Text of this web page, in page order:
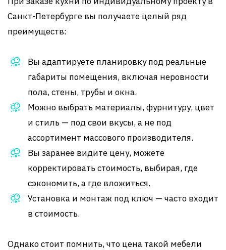
Санкт-Петербурге вы получаете целый ряд
преимуществ:
Вы адаптируете планировку под реальные
габариты помещения, включая неровности
пола, стены, трубы и окна.
Можно выбрать материалы, фурнитуру, цвет
и стиль — под свои вкусы, а не под
ассортимент массового производителя.
Вы заранее видите цену, можете
корректировать стоимость, выбирая, где
сэкономить, а где вложиться.
Установка и монтаж под ключ — часто входит
в стоимость.
Однако стоит помнить, что цена такой мебели